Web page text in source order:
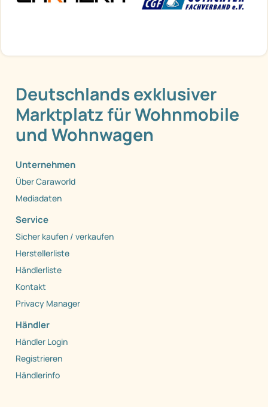
Deutschlands exklusiver
Marktplatz für Wohnmobile
und Wohnwagen
Unternehmen
Über Caraworld
Mediadaten
Service
Sicher kaufen / verkaufen
Herstellerliste
Händlerliste
Kontakt
Privacy Manager
Händler
Händler Login
Registrieren
Händlerinfo